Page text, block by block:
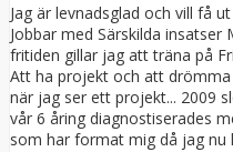
Jag är levnadsglad och vill få
Jobbar med Särskilda
fritiden gillar jag att träna på
Att ha projekt och att
när jag ser ett projekt... 2009
vår 6 åring diagnostiserades
som har format mig då jag